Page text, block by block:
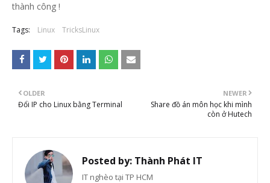
thành công !
Tags: Linux TricksLinux
NEWER
Share đồ án môn học khi mình
còn ở Hutech
OLDER
Đổi IP cho Linux bằng Terminal
Posted by: Thành Phát IT
IT nghèo tại TP HCM